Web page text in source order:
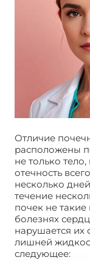
Отличие
расположены
не только
отечность
несколько
течение
почек не
болезнях
нарушается их
лишней
следующее: